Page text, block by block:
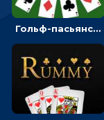
Гольф-пасьянс: разложить карты в одну стопку